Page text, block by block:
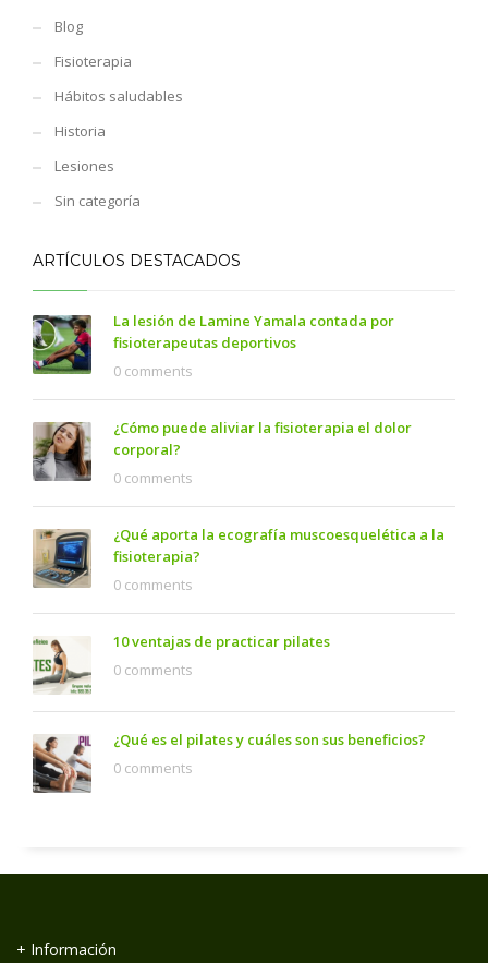
Blog
Fisioterapia
Hábitos saludables
Historia
Lesiones
Sin categoría
ARTÍCULOS DESTACADOS
La lesión de Lamine Yamala contada por
fisioterapeutas deportivos
0 comments
¿Cómo puede aliviar la fisioterapia el dolor
corporal?
0 comments
¿Qué aporta la ecografía muscoesquelética a la
fisioterapia?
0 comments
10 ventajas de practicar pilates
0 comments
¿Qué es el pilates y cuáles son sus beneficios?
0 comments
+ Información